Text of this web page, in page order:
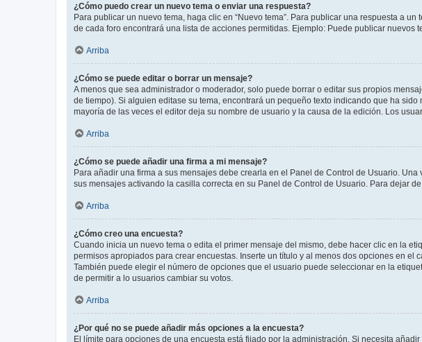
¿Cómo puedo crear un nuevo tema o enviar una respuesta?
Para publicar un nuevo tema, haga clic en “Nuevo tema”. Para publicar una respuesta a
de cada foro encontrará una lista de acciones permitidas. Ejemplo: Puede publicar nuevos
Arriba
¿Cómo se puede editar o borrar un mensaje?
A menos que sea administrador o moderador, solo puede borrar o editar sus propios
de tiempo). Si alguien editase su tema, encontrará un pequeño texto indicando que ha
mayoría de las veces el editor deja su nombre de usuario y la causa de la edición. Los
Arriba
¿Cómo se puede añadir una firma a mi mensaje?
Para añadir una firma a sus mensajes debe crearla en el Panel de Control de Usuario. Una
sus mensajes activando la casilla correcta en su Panel de Control de Usuario. Para dejar
Arriba
¿Cómo creo una encuesta?
Cuando inicia un nuevo tema o edita el primer mensaje del mismo, debe hacer clic en la
permisos apropiados para crear encuestas. Inserte un título y al menos dos opciones en
También puede elegir el número de opciones que el usuario puede seleccionar en la
de permitir a lo usuarios cambiar su votos.
Arriba
¿Por qué no se puede añadir más opciones a la encuesta?
El límite para opciones de una encuesta está fijado por la administración. Si necesita